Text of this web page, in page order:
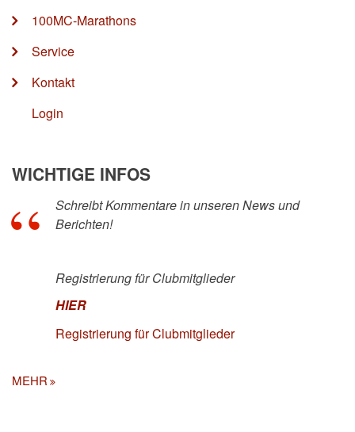
100MC-Marathons
Service
Kontakt
Login
WICHTIGE INFOS
Schreibt Kommentare in unseren News und
Berichten!
Registrierung für Clubmitglieder
HIER
Registrierung für Clubmitglieder
MEHR